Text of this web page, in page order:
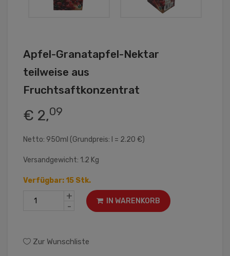
Apfel-Granatapfel-Nektar
teilweise aus
Fruchtsaftkonzentrat
€ 2,09
Netto: 950ml (Grundpreis: l = 2.20 €)
Versandgewicht: 1.2 Kg
Verfügbar: 15 Stk.
+
-
IN WARENKORB
Zur Wunschliste